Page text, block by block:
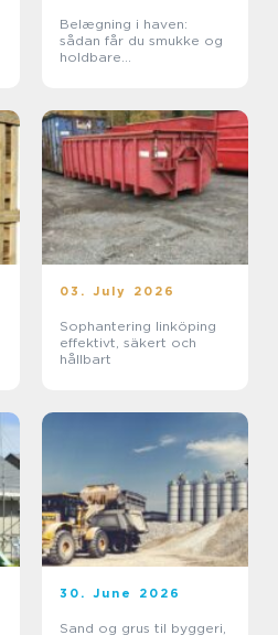
Belægning i haven:
sådan får du smukke og
holdbare
03. July 2026
Sophantering linköping
effektivt, säkert och
hållbart
30. June 2026
Sand og grus til byggeri,